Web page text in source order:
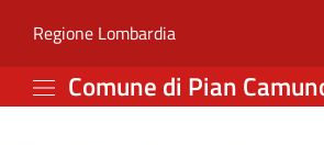
Patrimonio
Regione Lombardia(apre in un'altra
Comune di Pian